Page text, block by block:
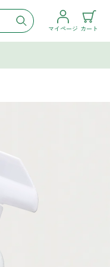
マイページ カート